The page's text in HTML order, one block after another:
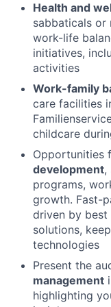
Health and
sabbaticals or
work-life
initiatives,
activities
Work-family
care facilities
childcare
Opportunities
development,
programs,
growth. Fast-
driven by
solutions,
technologies
Present the
management
highlighting